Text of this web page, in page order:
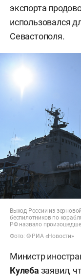
экспорта
использовался
Севастополя.
Выход России из
беспилотников по
РФ назвало
Фото: © РИА «Новости»
Министр
Кулеба заявил,